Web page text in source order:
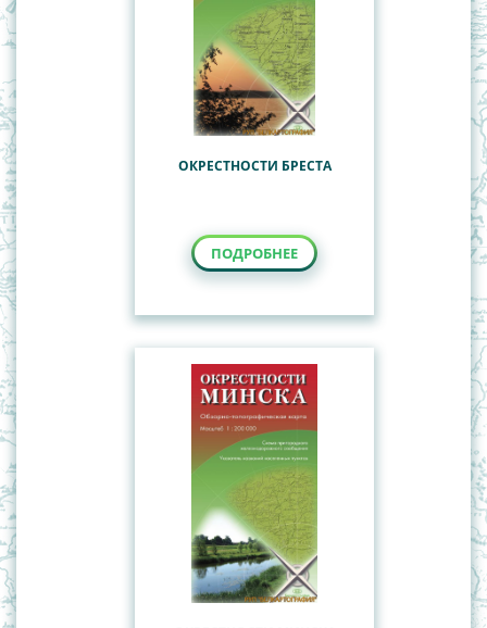
ОКРЕСТНОСТИ БРЕСТА
ПОДРОБНЕЕ